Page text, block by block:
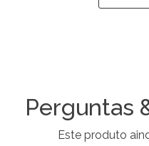
Perguntas
Este produto